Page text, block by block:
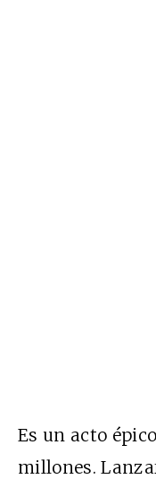
Es un acto
millones.